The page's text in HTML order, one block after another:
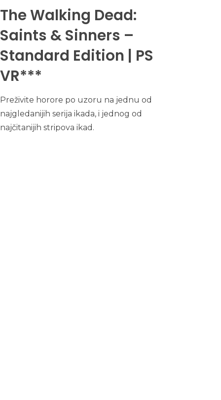
The Walking Dead:
Saints & Sinners –
Standard Edition | PS
VR***
Preživite horore po uzoru na jednu od
najgledanijih serija ikada, i jednog od
najčitanijih stripova ikad.